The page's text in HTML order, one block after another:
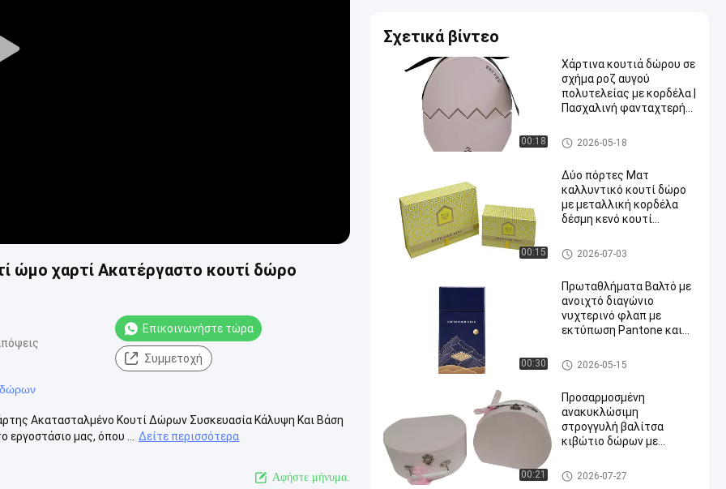
Play
ώμο χαρτί Ακατέργαστο κουτί δώρο
Επικοινωνήστε τώρα
Συμμετοχή
δώρων
Ακατασταλμένο Κουτί Δώρων Συσκευασία Κάλυψη Και Βάση
μας, όπου ...
Δείτε περισσότερα
Αφήστε μήνυμα.
Σχετικά βίντεο
00:18
Χάρτινα κουτιά δώρου σε
σχήμα ροζ αυγού
πολυτελείας με κορδέλα |
Πασχαλινή φανταχτερή
συσκευάζοντας κιβώτιο δώ
ρων
2026-05-18
00:15
Δύο πόρτες Ματ
καλλυντικό κουτί δώρο
με μεταλλική κορδέλα
δέσμη κενό κουτί
του δέρματος
συσκευάζοντας κιβώτιο δώ
ρων
2026-07-03
00:30
Πρωταθλήματα Βαλτό με
ανοιχτό διαγώνιο
νυχτερινό φλαπ με
εκτύπωση Pantone και
συσκευάζοντας κιβώτιο δώ
ρων
2026-05-15
00:21
Προσαρμοσμένη
ανακυκλώσιμη
στρογγυλή βαλίτσα
κιβώτιο δώρων με
φλακοποιημένη
επένδυση για οικολογική
συσκευάζοντας κιβώτια εγγ
ράφου
2026-07-27